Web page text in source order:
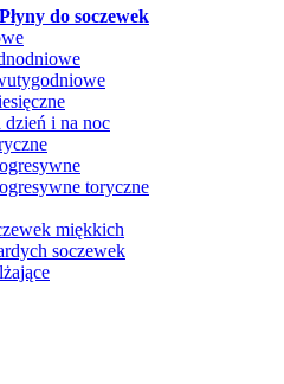
do soczewek
dzień i na noc
toryczne
miękkich
soczewek